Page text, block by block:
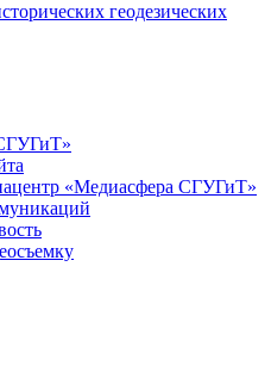
геодезических
«Медиасфера СГУГиТ»